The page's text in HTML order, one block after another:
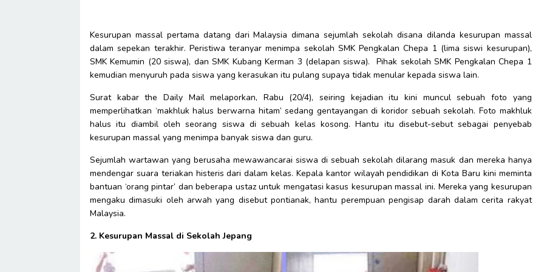
Kesurupan massal pertama datang dari Malaysia dimana sejumlah sekolah disana dilanda kesurupan massal
dalam sepekan terakhir. Peristiwa teranyar menimpa sekolah SMK Pengkalan Chepa 1 (lima siswi kesurupan),
SMK Kemumin (20 siswa), dan SMK Kubang Kerman 3 (delapan siswa). Pihak sekolah SMK Pengkalan Chepa 1
kemudian menyuruh pada siswa yang kerasukan itu pulang supaya tidak menular kepada siswa lain.
Surat kabar the Daily Mail melaporkan, Rabu (20/4), seiring kejadian itu kini muncul sebuah foto yang
memperlihatkan ‘makhluk halus berwarna hitam’ sedang gentayangan di koridor sebuah sekolah. Foto makhluk
halus itu diambil oleh seorang siswa di sebuah kelas kosong. Hantu itu disebut-sebut sebagai penyebab
kesurupan massal yang menimpa banyak siswa dan guru.
Sejumlah wartawan yang berusaha mewawancarai siswa di sebuah sekolah dilarang masuk dan mereka hanya
mendengar suara teriakan histeris dari dalam kelas. Kepala kantor wilayah pendidikan di Kota Baru kini meminta
bantuan ‘orang pintar’ dan beberapa ustaz untuk mengatasi kasus kesurupan massal ini. Mereka yang kesurupan
mengaku dimasuki oleh arwah yang disebut pontianak, hantu perempuan pengisap darah dalam cerita rakyat
Malaysia.
2. Kesurupan Massal di Sekolah Jepang